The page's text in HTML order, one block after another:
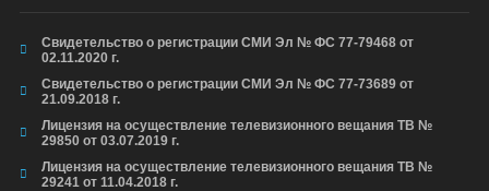
Свидетельство о регистрации СМИ Эл № ФС 77-79468 от
02.11.2020 г.
Свидетельство о регистрации СМИ Эл № ФС 77-73689 от
21.09.2018 г.
Лицензия на осуществление телевизионного вещания ТВ №
29850 от 03.07.2019 г.
Лицензия на осуществление телевизионного вещания ТВ №
29241 от 11.04.2018 г.